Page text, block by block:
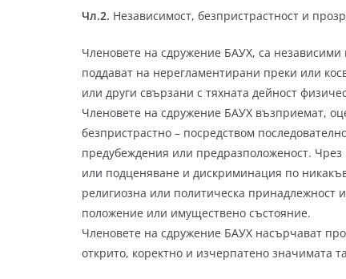
Чл.2. Независимост, безпристрастност и
Членовете на сдружение БАУХ, са
поддават на нерегламентирани преки или
или други свързани с тяхната дейност
Членовете на сдружение БАУХ възприемат,
безпристрастно – посредством
предубеждения или предразположеност.
или подценяване и дискриминация по
религиозна или политическа принадлежност
положение или имуществено състояние.
Членовете на сдружение БАУХ насърчават
открито, коректно и изчерпатено значимата